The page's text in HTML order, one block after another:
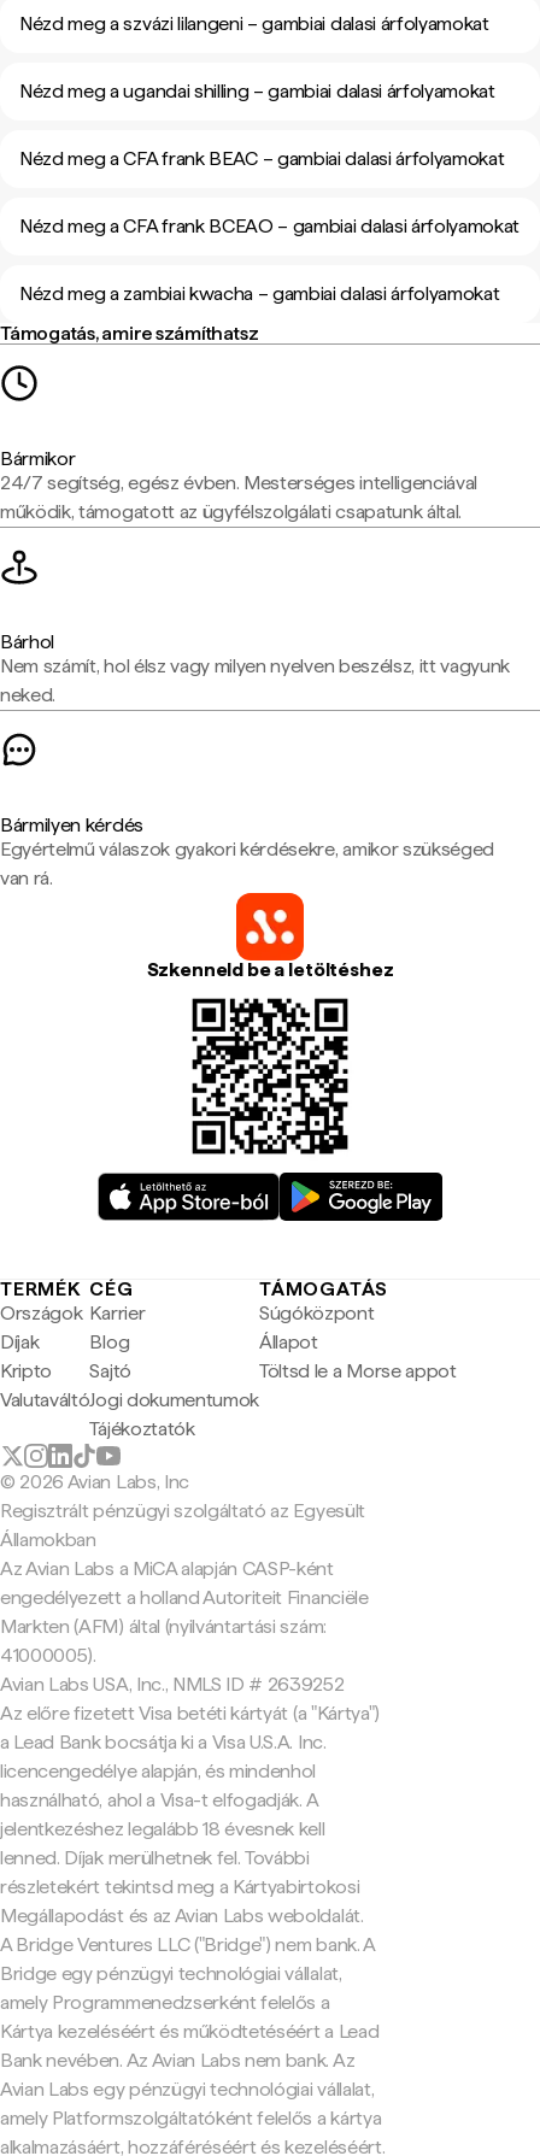
Nézd meg a szvázi lilangeni – gambiai dalasi árfolyamokat
Nézd meg a ugandai shilling – gambiai dalasi árfolyamokat
Nézd meg a CFA frank BEAC – gambiai dalasi árfolyamokat
Nézd meg a CFA frank BCEAO – gambiai dalasi árfolyamokat
Nézd meg a zambiai kwacha – gambiai dalasi árfolyamokat
Támogatás, amire számíthatsz
Bármikor
24/7 segítség, egész évben. Mesterséges intelligenciával
működik, támogatott az ügyfélszolgálati csapatunk által.
Bárhol
Nem számít, hol élsz vagy milyen nyelven beszélsz, itt vagyunk
neked.
Bármilyen kérdés
Egyértelmű válaszok gyakori kérdésekre, amikor szükséged
van rá.
Szkenneld be a letöltéshez
TERMÉK
Országok
Díjak
Kripto
Valutaváltó
CÉG
Karrier
Blog
Sajtó
Jogi dokumentumok
Tájékoztatók
TÁMOGATÁS
Súgóközpont
Állapot
Töltsd le a Morse appot
© 2026 Avian Labs, Inc
Regisztrált pénzügyi szolgáltató az Egyesült
Államokban
Az Avian Labs a MiCA alapján CASP-ként
engedélyezett a holland Autoriteit Financiële
Markten (AFM) által (nyilvántartási szám:
41000005).
Avian Labs USA, Inc., NMLS ID # 2639252
Az előre fizetett Visa betéti kártyát (a "Kártya")
a Lead Bank bocsátja ki a Visa U.S.A. Inc.
licencengedélye alapján, és mindenhol
használható, ahol a Visa-t elfogadják. A
jelentkezéshez legalább 18 évesnek kell
lenned. Díjak merülhetnek fel. További
részletekért tekintsd meg a Kártyabirtokosi
Megállapodást és az Avian Labs weboldalát.
A Bridge Ventures LLC ("Bridge") nem bank. A
Bridge egy pénzügyi technológiai vállalat,
amely Programmenedzserként felelős a
Kártya kezeléséért és működtetéséért a Lead
Bank nevében. Az Avian Labs nem bank. Az
Avian Labs egy pénzügyi technológiai vállalat,
amely Platformszolgáltatóként felelős a kártya
alkalmazásáért, hozzáféréséért és kezeléséért.